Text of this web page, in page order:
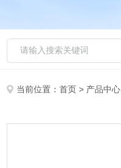
当前位置：首页 > 产品中心